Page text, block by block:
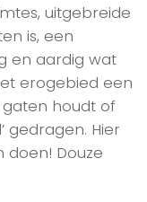
uitgebreide
is, een
en aardig wat
erogebied een
houdt of
gedragen. Hier
Douze